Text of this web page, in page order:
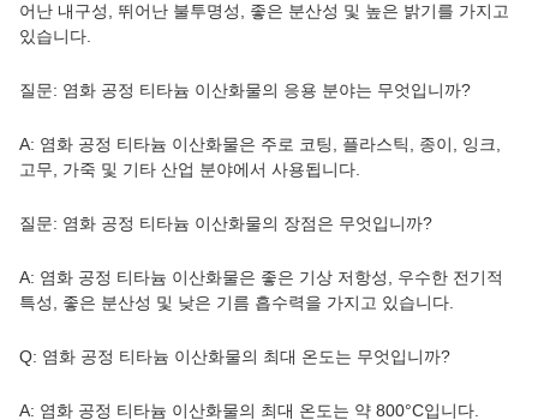
어난 내구성, 뛰어난 불투명성, 좋은 분산성 및 높은 밝기를 가지고
있습니다.
질문: 염화 공정 티타늄 이산화물의 응용 분야는 무엇입니까?
A: 염화 공정 티타늄 이산화물은 주로 코팅, 플라스틱, 종이, 잉크,
고무, 가죽 및 기타 산업 분야에서 사용됩니다.
질문: 염화 공정 티타늄 이산화물의 장점은 무엇입니까?
A: 염화 공정 티타늄 이산화물은 좋은 기상 저항성, 우수한 전기적
특성, 좋은 분산성 및 낮은 기름 흡수력을 가지고 있습니다.
Q: 염화 공정 티타늄 이산화물의 최대 온도는 무엇입니까?
A: 염화 공정 티타늄 이산화물의 최대 온도는 약 800°C입니다.